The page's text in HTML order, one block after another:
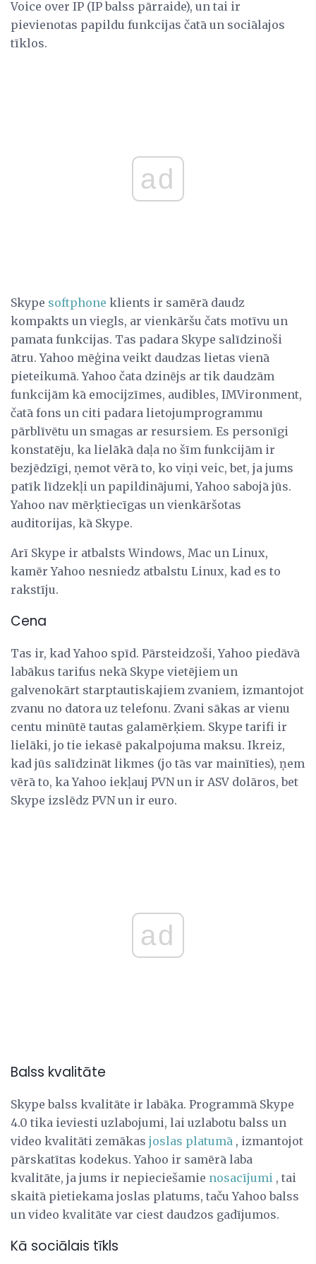
Voice over IP (IP balss pārraide), un tai ir
pievienotas papildu funkcijas čatā un sociālajos
tīklos.
ad
Skype softphone klients ir samērā daudz
kompakts un viegls, ar vienkāršu čats motīvu un
pamata funkcijas. Tas padara Skype salīdzinoši
ātru. Yahoo mēģina veikt daudzas lietas vienā
pieteikumā. Yahoo čata dzinējs ar tik daudzām
funkcijām kā emocijzīmes, audibles, IMVironment,
čatā fons un citi padara lietojumprogrammu
pārblīvētu un smagas ar resursiem. Es personīgi
konstatēju, ka lielākā daļa no šīm funkcijām ir
bezjēdzīgi, ņemot vērā to, ko viņi veic, bet, ja jums
patīk līdzekļi un papildinājumi, Yahoo sabojā jūs.
Yahoo nav mērķtiecīgas un vienkāršotas
auditorijas, kā Skype.
Arī Skype ir atbalsts Windows, Mac un Linux,
kamēr Yahoo nesniedz atbalstu Linux, kad es to
rakstīju.
Cena
Tas ir, kad Yahoo spīd. Pārsteidzoši, Yahoo piedāvā
labākus tarifus nekā Skype vietējiem un
galvenokārt starptautiskajiem zvaniem, izmantojot
zvanu no datora uz telefonu. Zvani sākas ar vienu
centu minūtē tautas galamērķiem. Skype tarifi ir
lielāki, jo tie iekasē pakalpojuma maksu. Ikreiz,
kad jūs salīdzināt likmes (jo tās var mainīties), ņem
vērā to, ka Yahoo iekļauj PVN un ir ASV dolāros, bet
Skype izslēdz PVN un ir euro.
ad
Balss kvalitāte
Skype balss kvalitāte ir labāka. Programmā Skype
4.0 tika ieviesti uzlabojumi, lai uzlabotu balss un
video kvalitāti zemākas joslas platumā , izmantojot
pārskatītas kodekus. Yahoo ir samērā laba
kvalitāte, ja jums ir nepieciešamie nosacījumi , tai
skaitā pietiekama joslas platums, taču Yahoo balss
un video kvalitāte var ciest daudzos gadījumos.
Kā sociālais tīkls